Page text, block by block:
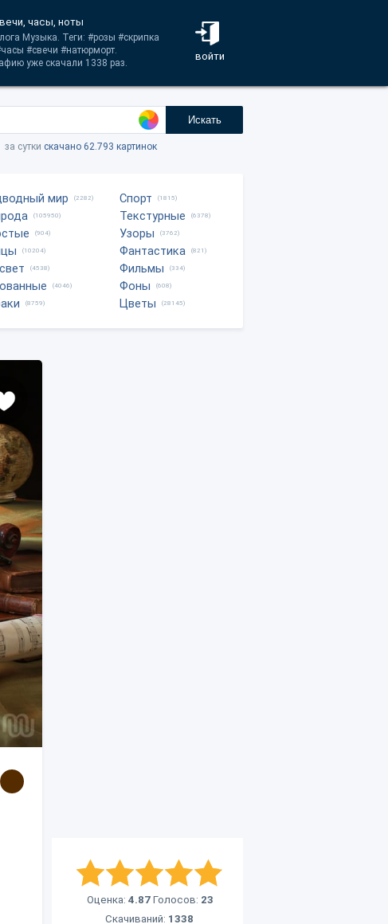
войти
часы, ноты
Музыка. Теги: #розы #скрипка
#свечи #натюрморт.
уже скачали 1338 раз.
Искать
сутки скачано 62.793 картинок
мир (2282)
(105950)
(904)
(10204)
(4538)
(4046)
(8759)
Спорт (1815)
Текстурные (6378)
Узоры (3762)
Фантастика (821)
Фильмы (334)
Фоны (608)
Цветы (28145)
Оценка: 4.87 Голосов: 23
Скачиваний: 1338